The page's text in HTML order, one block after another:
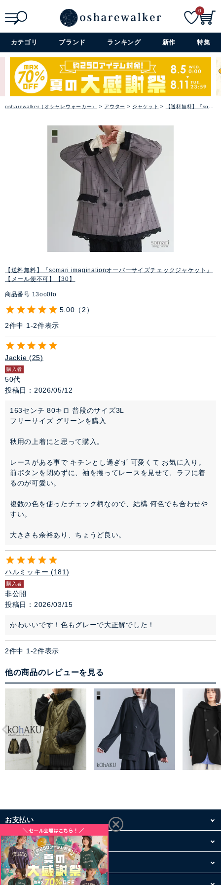
詳細検索+
0
カテゴリ ブランド ランキング 新作 特集
osharewalker（オシャレウォーカー） アウター ジャケット 【送料無料】『somari imaginationオーバーサイズチェックジャケット』【メール便不可】【30】
【送料無料】『somari imaginationオーバーサイズチェックジャケット』
【メール便不可】【30】
商品番号 13oo0fo
5.00
2
2件中 1-2件表示
Jackie 25
購入者
50代
投稿日
2026/05/12
163センチ 80キロ 普段のサイズ3L
フリーサイズ グリーンを購入
秋用の上着にと思って購入。
レースがある事で キチンとし過ぎず 可愛くて お気に入り。
前ボタンを閉めずに、袖を捲ってレースを見せて、ラフに着
るのが可愛い。
複数の色を使ったチェック柄なので、結構 何色でも合わせや
すい。
大きさも余裕あり、ちょうど良い。
ハルミッキー 181
購入者
非公開
投稿日
2026/03/15
かわいいです！色もグレーで大正解でした！
2件中 1-2件表示
他の商品のレビューを見る
お支払い
配送・送料
お買い物について